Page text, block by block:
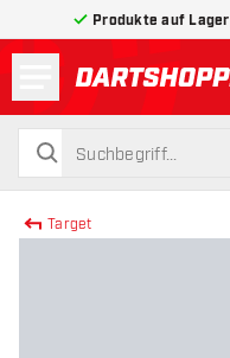
Produkte auf Lager
zurück
suchen
suchen
Target